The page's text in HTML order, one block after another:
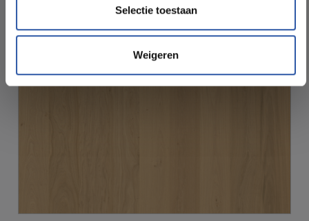
Selectie toestaan
Weigeren